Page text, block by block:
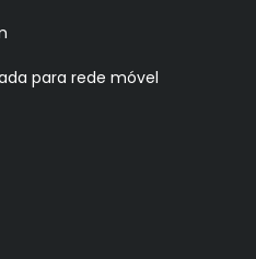
para rede móvel